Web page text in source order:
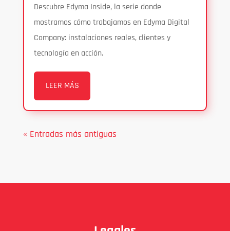
Descubre Edyma Inside, la serie donde
mostramos cómo trabajamos en Edyma Digital
Company: instalaciones reales, clientes y
tecnología en acción.
LEER MÁS
« Entradas más antiguas